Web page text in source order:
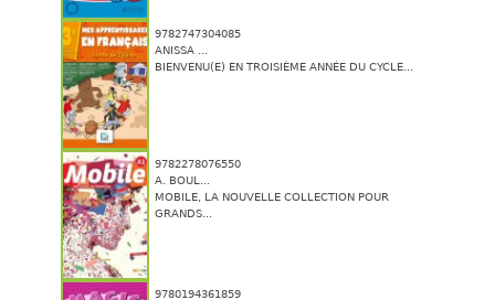
9782747304085
ANISSA ...
BIENVENU(E) EN TROISIÈME ANNÉE DU CYCLE...
9782278076550
A. BOUL...
MOBILE, LA NOUVELLE COLLECTION POUR
GRANDS...
9780194361859